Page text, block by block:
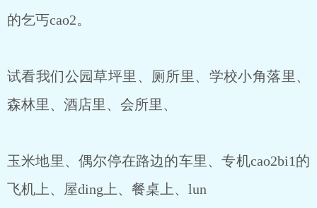
的乞丐cao2。
试看我们公园草坪里、厕所里、学校小角落里、
森林里、酒店里、会所里、
玉米地里、偶尔停在路边的车里、专机cao2bi1的
飞机上、屋ding上、餐桌上、lun